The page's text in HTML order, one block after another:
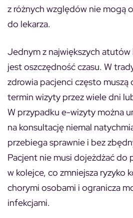
z różnych względów nie mogą
do lekarza.
Jednym z największych
jest oszczędność czasu. W
zdrowia pacjenci często muszą
termin wizyty przez wiele dni
W przypadku e-wizyty można
na konsultację niemal
przebiega sprawnie i bez
Pacjent nie musi dojeżdżać do
w kolejce, co zmniejsza ryzyko
chorymi osobami i ogranicza
infekcjami.